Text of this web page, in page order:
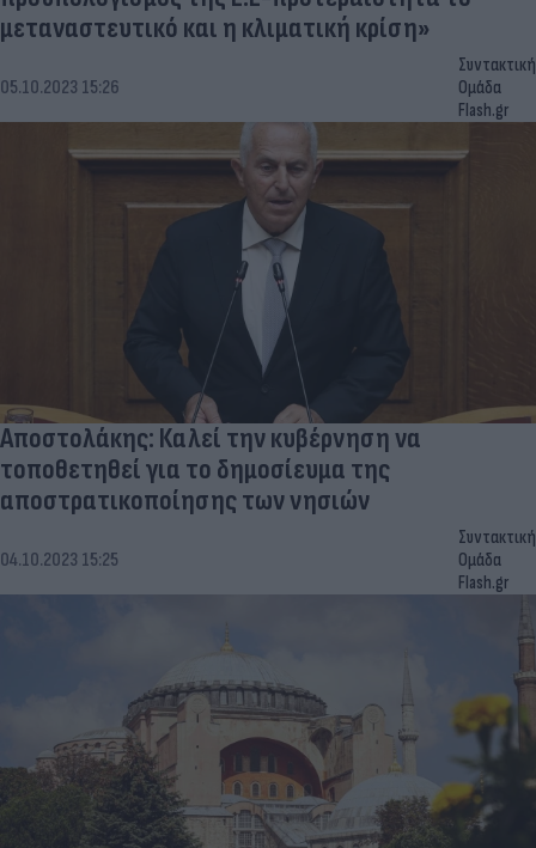
μεταναστευτικό και η κλιματική κρίση»
05.10.2023 15:26
Συντακτική
Ομάδα
Flash.gr
Αποστολάκης: Καλεί την κυβέρνηση να
τοποθετηθεί για το δημοσίευμα της
αποστρατικοποίησης των νησιών
04.10.2023 15:25
Συντακτική
Ομάδα
Flash.gr